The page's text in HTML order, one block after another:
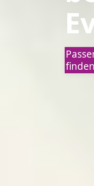
finden